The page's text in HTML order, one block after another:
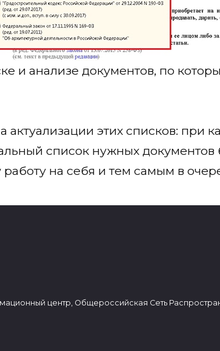
и анализе документов, по
актуализации этих списков:
список нужных
работу на себя и тем самым в
центр, Общероссийская Сеть